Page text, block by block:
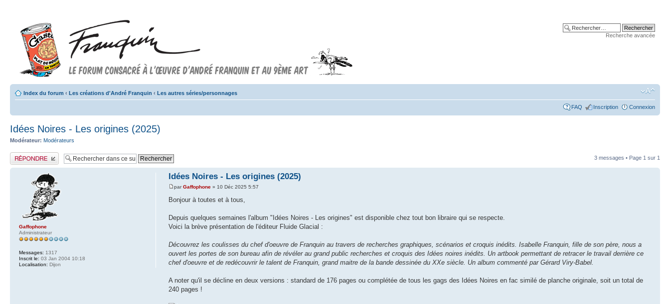
Recherche avancée
Index du forum ‹ Les créations d'André Franquin ‹ Les autres séries/personnages
FAQ Inscription Connexion
Idées Noires - Les origines (2025)
Modérateur: Modérateurs
Publier une réponse 3 messages • Page 1 sur 1
Idées Noires - Les origines (2025)
parGaffophone » 10 Déc 2025 5:57
Bonjour à toutes et à tous,
Depuis quelques semaines l'album "Idées Noires - Les origines" est disponible chez tout bon libraire qui se respecte.
Voici la brève présentation de l'éditeur Fluide Glacial :
Découvrez les coulisses du chef d'oeuvre de Franquin au travers de recherches graphiques, scénarios et croquis inédits. Isabelle Franquin, fille de son père, nous a
ouvert les portes de son bureau afin de révéler au grand public recherches et croquis des Idées noires inédits. Un artbook permettant de retracer le travail derrière ce
chef d'oeuvre et de redécouvrir le talent de Franquin, grand maitre de la bande dessinée du XXe siècle. Un album commenté par Gérard Viry-Babel.
A noter qu'il se décline en deux versions : standard de 176 pages ou complétée de tous les gags des Idées Noires en fac similé de planche originale, soit un total de
240 pages !
Gaffophone
Administrateur
Messages: 1317
Inscrit le: 03 Jan 2004 10:18
Localisation: Dijon